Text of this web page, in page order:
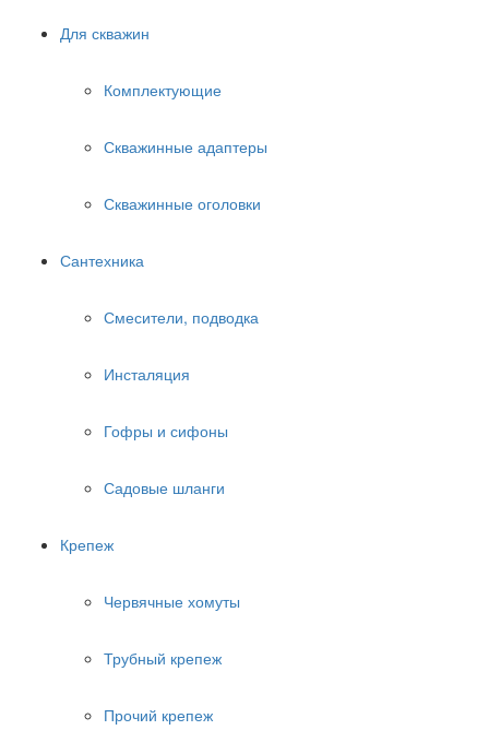
Для скважин
Комплектующие
Скважинные адаптеры
Скважинные оголовки
Сантехника
Смесители, подводка
Инсталяция
Гофры и сифоны
Садовые шланги
Крепеж
Червячные хомуты
Трубный крепеж
Прочий крепеж